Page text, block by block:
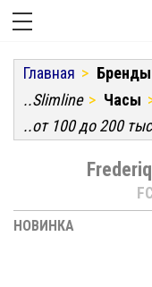
Главная Бренды
..Slimline
Часы
..от 100 до 200
НОВИНКА